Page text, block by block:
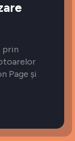
prin
Page și